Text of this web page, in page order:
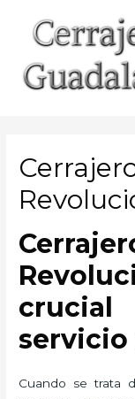
contenido
servicio
Cuando se trata